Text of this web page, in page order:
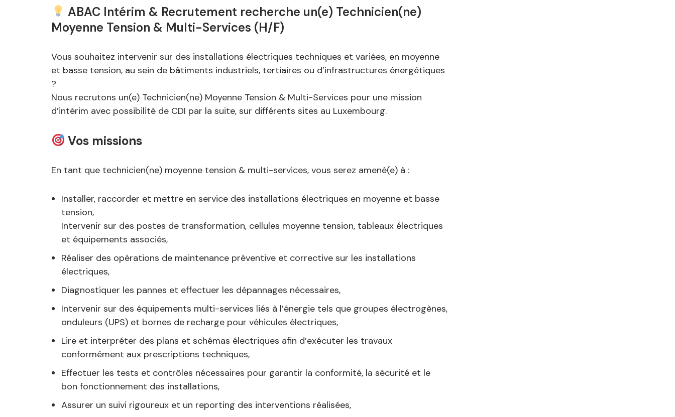
ABAC Intérim & Recrutement recherche un(e) Technicien(ne)
Moyenne Tension & Multi-Services (H/F)
Vous souhaitez intervenir sur des installations électriques techniques et variées, en moyenne
et basse tension, au sein de bâtiments industriels, tertiaires ou d’infrastructures énergétiques
?
Nous recrutons un(e) Technicien(ne) Moyenne Tension & Multi-Services pour une mission
d’intérim avec possibilité de CDI par la suite, sur différents sites au Luxembourg.
Vos missions
En tant que technicien(ne) moyenne tension & multi-services, vous serez amené(e) à :
Installer, raccorder et mettre en service des installations électriques en moyenne et basse
tension,
Intervenir sur des postes de transformation, cellules moyenne tension, tableaux électriques
et équipements associés,
Réaliser des opérations de maintenance préventive et corrective sur les installations
électriques,
Diagnostiquer les pannes et effectuer les dépannages nécessaires,
Intervenir sur des équipements multi-services liés à l’énergie tels que groupes électrogènes,
onduleurs (UPS) et bornes de recharge pour véhicules électriques,
Lire et interpréter des plans et schémas électriques afin d’exécuter les travaux
conformément aux prescriptions techniques,
Effectuer les tests et contrôles nécessaires pour garantir la conformité, la sécurité et le
bon fonctionnement des installations,
Assurer un suivi rigoureux et un reporting des interventions réalisées,